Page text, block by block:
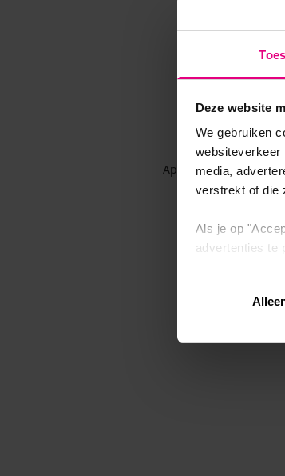
Deze website
We gebruiken
websiteverkeer
media,
verstrekt of die
Als je op
advertenties te
Via "Cookie
intrekken op
Application error: a